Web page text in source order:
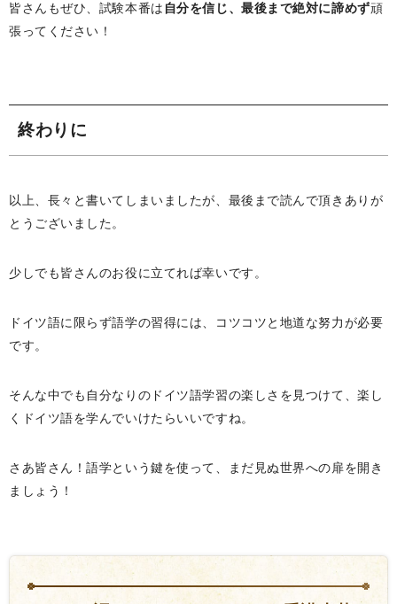
皆さんもぜひ、試験本番は 自分を信じ、最後まで絶対に諦めず頑
張ってください！
終わりに
以上、長々と書いてしまいましたが、最後まで読んで頂きありが
とうございました。
少しでも皆さんのお役に立てれば幸いです。
ドイツ語に限らず語学の習得には、コツコツと地道な努力が必要
です。
そんな中でも自分なりのドイツ語学習の楽しさを見つけて、楽し
くドイツ語を学んでいけたらいいですね。
さあ皆さん！語学という鍵を使って、まだ見ぬ世界への扉を開き
ましょう！